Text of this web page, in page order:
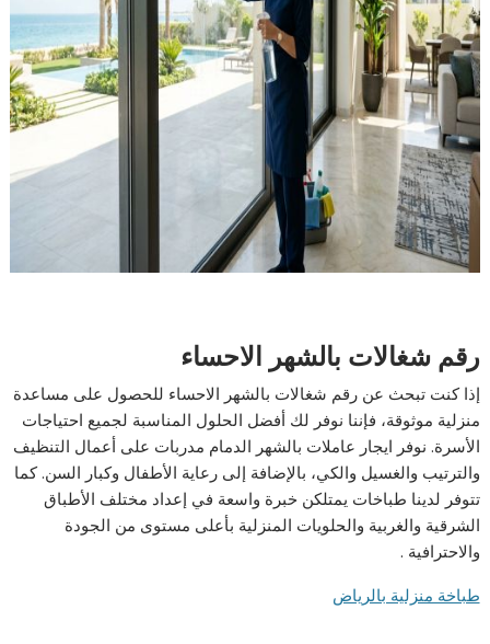
رقم شغالات بالشهر الاحساء
إذا كنت تبحث عن رقم شغالات بالشهر الاحساء للحصول على مساعدة
منزلية موثوقة، فإننا نوفر لك أفضل الحلول المناسبة لجميع احتياجات
الأسرة. نوفر ايجار عاملات بالشهر الدمام مدربات على أعمال التنظيف
والترتيب والغسيل والكي، بالإضافة إلى رعاية الأطفال وكبار السن. كما
تتوفر لدينا طباخات يمتلكن خبرة واسعة في إعداد مختلف الأطباق
الشرقية والغربية والحلويات المنزلية بأعلى مستوى من الجودة
والاحترافية .
طباخة منزلية بالرياض